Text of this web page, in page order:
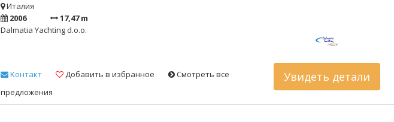
Италия
2006
17,47 m
Dalmatia Yachting d.o.o.
Kонтакт Добавить в избранное
Смотреть все
предложения
Увидеть детали